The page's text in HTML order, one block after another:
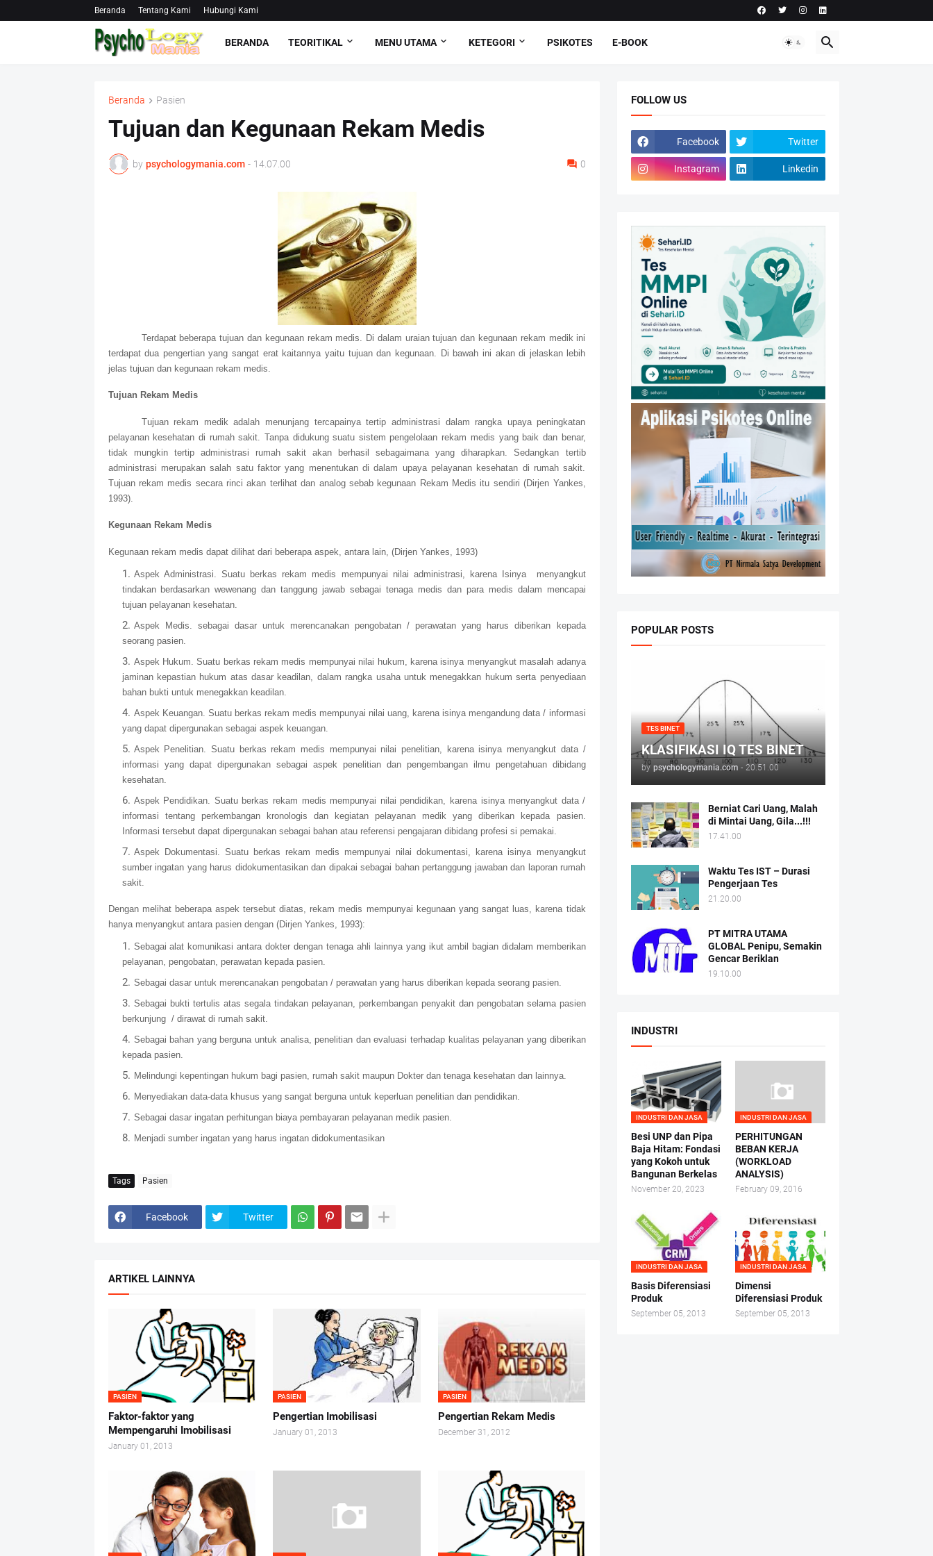
Beranda Tentang Kami Hubungi Kami
BERANDA TEORITIKAL MENU UTAMA KETEGORI PSIKOTES E-BOOK
Beranda Pasien
Tujuan dan Kegunaan Rekam Medis
by psychologymania.com - 14.07.00 0
Terdapat beberapa tujuan dan kegunaan rekam medis. Di dalam uraian tujuan dan kegunaan rekam medik ini
terdapat dua pengertian yang sangat erat kaitannya yaitu tujuan dan kegunaan. Di bawah ini akan di jelaskan lebih
jelas tujuan dan kegunaan rekam medis.
Tujuan Rekam Medis
Tujuan rekam medik adalah menunjang tercapainya tertip administrasi dalam rangka upaya peningkatan
pelayanan kesehatan di rumah sakit. Tanpa didukung suatu sistem pengelolaan rekam medis yang baik dan benar,
tidak mungkin tertip administrasi rumah sakit akan berhasil sebagaimana yang diharapkan. Sedangkan tertib
administrasi merupakan salah satu faktor yang menentukan di dalam upaya pelayanan kesehatan di rumah sakit.
Tujuan rekam medis secara rinci akan terlihat dan analog sebab kegunaan Rekam Medis itu sendiri (Dirjen Yankes,
1993).
Kegunaan Rekam Medis
Kegunaan rekam medis dapat dilihat dari beberapa aspek, antara lain, (Dirjen Yankes, 1993)
Aspek Administrasi. Suatu berkas rekam medis mempunyai nilai administrasi, karena Isinya menyangkut
tindakan berdasarkan wewenang dan tanggung jawab sebagai tenaga medis dan para medis dalam mencapai
tujuan pelayanan kesehatan.
Aspek Medis. sebagai dasar untuk merencanakan pengobatan / perawatan yang harus diberikan kepada
seorang pasien.
Aspek Hukum. Suatu berkas rekam medis mempunyai nilai hukum, karena isinya menyangkut masalah adanya
jaminan kepastian hukum atas dasar keadilan, dalam rangka usaha untuk menegakkan hukum serta penyediaan
bahan bukti untuk menegakkan keadilan.
Aspek Keuangan. Suatu berkas rekam medis mempunyai nilai uang, karena isinya mengandung data / informasi
yang dapat dipergunakan sebagai aspek keuangan.
Aspek Penelitian. Suatu berkas rekam medis mempunyai nilai penelitian, karena isinya menyangkut data /
informasi yang dapat dipergunakan sebagai aspek penelitian dan pengembangan ilmu pengetahuan dibidang
kesehatan.
Aspek Pendidikan. Suatu berkas rekam medis mempunyai nilai pendidikan, karena isinya menyangkut data /
informasi tentang perkembangan kronologis dan kegiatan pelayanan medik yang diberikan kepada pasien.
Informasi tersebut dapat dipergunakan sebagai bahan atau referensi pengajaran dibidang profesi si pemakai.
Aspek Dokumentasi. Suatu berkas rekam medis mempunyai nilai dokumentasi, karena isinya menyangkut
sumber ingatan yang harus didokumentasikan dan dipakai sebagai bahan pertanggung jawaban dan laporan rumah
sakit.
Dengan melihat beberapa aspek tersebut diatas, rekam medis mempunyai kegunaan yang sangat luas, karena tidak
hanya menyangkut antara pasien dengan (Dirjen Yankes, 1993):
Sebagai alat komunikasi antara dokter dengan tenaga ahli lainnya yang ikut ambil bagian didalam memberikan
pelayanan, pengobatan, perawatan kepada pasien.
Sebagai dasar untuk merencanakan pengobatan / perawatan yang harus diberikan kepada seorang pasien.
Sebagai bukti tertulis atas segala tindakan pelayanan, perkembangan penyakit dan pengobatan selama pasien
berkunjung / dirawat di rumah sakit.
Sebagai bahan yang berguna untuk analisa, penelitian dan evaluasi terhadap kualitas pelayanan yang diberikan
kepada pasien.
Melindungi kepentingan hukum bagi pasien, rumah sakit maupun Dokter dan tenaga kesehatan dan lainnya.
Menyediakan data-data khusus yang sangat berguna untuk keperluan penelitian dan pendidikan.
Sebagai dasar ingatan perhitungan biaya pembayaran pelayanan medik pasien.
Menjadi sumber ingatan yang harus ingatan didokumentasikan
Tags Pasien
Facebook Twitter
ARTIKEL LAINNYA
PASIEN
Faktor-faktor yang
Mempengaruhi Imobilisasi
January 01, 2013
PASIEN
Pengertian Imobilisasi
January 01, 2013
PASIEN
Pengertian Rekam Medis
December 31, 2012
FOLLOW US
Facebook Twitter
Instagram Linkedin
POPULAR POSTS
TES BINET
KLASIFIKASI IQ TES BINET
by psychologymania.com - 20.51.00
Berniat Cari Uang, Malah
di Mintai Uang, Gila...!!!
17.41.00
Waktu Tes IST – Durasi
Pengerjaan Tes
21.20.00
PT MITRA UTAMA
GLOBAL Penipu, Semakin
Gencar Beriklan
19.10.00
INDUSTRI
INDUSTRI DAN JASA
Besi UNP dan Pipa
Baja Hitam: Fondasi
yang Kokoh untuk
Bangunan Berkelas
November 20, 2023
INDUSTRI DAN JASA
PERHITUNGAN
BEBAN KERJA
(WORKLOAD
ANALYSIS)
February 09, 2016
INDUSTRI DAN JASA
Basis Diferensiasi
Produk
September 05, 2013
INDUSTRI DAN JASA
Dimensi
Diferensiasi Produk
September 05, 2013